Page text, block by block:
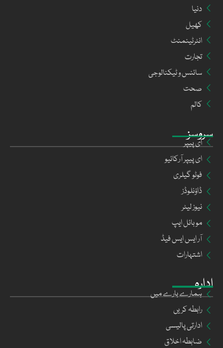
ادارہ
ہمارے بارے میں
رابطہ کریں
ادارتی پالیسی
ضابطہ اخلاق
سروسز
ای پیپر
ای پیپر آرکائیو
فوٹو گیلری
ڈاؤنلوڈز
نیوز لیٹر
موبائل ایپ
آر ایس ایس فیڈ
اشتہارات
دنیا
کھیل
انٹرٹینمنٹ
تجارت
سائنس و ٹیکنالوجی
صحت
کالم